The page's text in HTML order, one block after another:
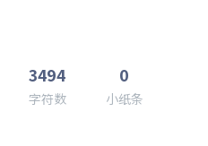
3494
字符数
0
小纸条